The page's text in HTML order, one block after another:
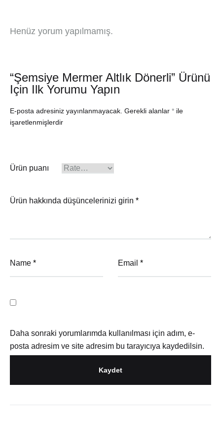
Henüz yorum yapılmamış.
“Şemsiye Mermer Altlık Dönerli” Ürünü
Için Ilk Yorumu Yapın
E-posta adresiniz yayınlanmayacak. Gerekli alanlar * ile
işaretlenmişlerdir
Ürün puanı
Ürün hakkında düşüncelerinizi girin *
Name * Email *
Daha sonraki yorumlarımda kullanılması için adım, e-
posta adresim ve site adresim bu tarayıcıya kaydedilsin.